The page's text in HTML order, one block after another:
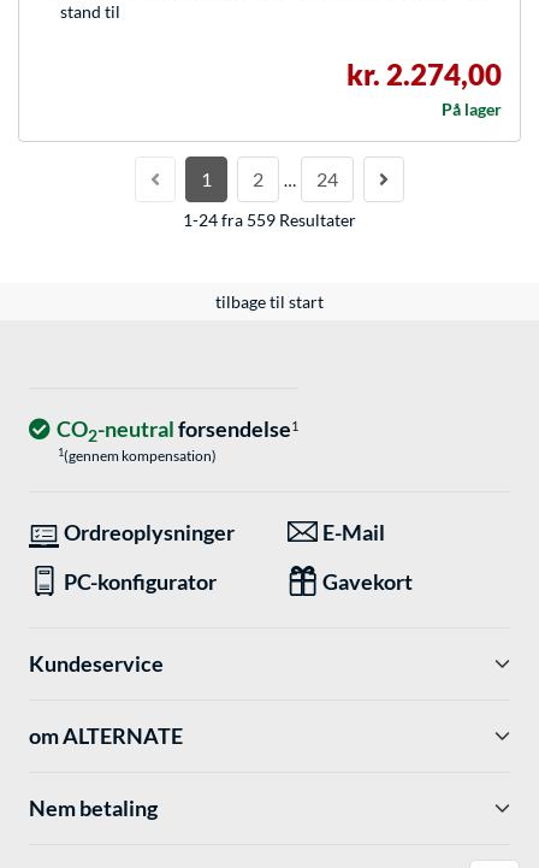
stand til
kr. 2.274,00
På lager
1 2 … 24
1-24 fra 559 Resultater
tilbage til start
CO2-neutralforsendelse1
1(gennem kompensation)
Ordreoplysninger
E-Mail
PC-konfigurator
Gavekort
Kundeservice
om ALTERNATE
Nem betaling